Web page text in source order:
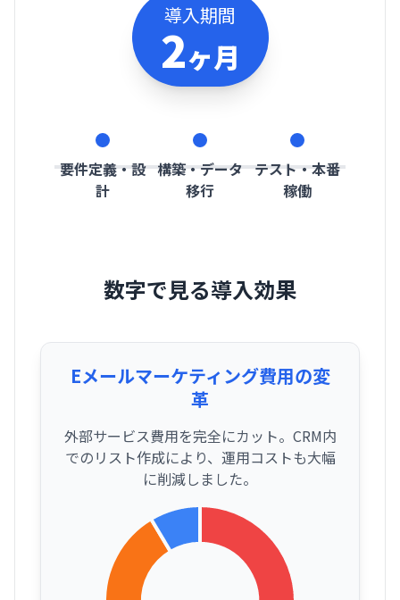
導入期間
2ヶ月
要件定義・設
計
構築・データ
移行
テスト・本番
稼働
数字で見る導入効果
Eメールマーケティング費用の変
革
外部サービス費用を完全にカット。CRM内
でのリスト作成により、運用コストも大幅
に削減しました。